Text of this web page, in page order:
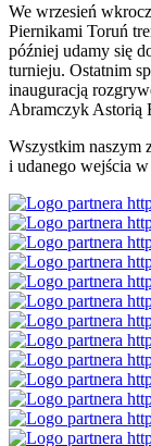
We wrzesień
Piernikami Toruń
później udamy się
turnieju. Ostatnim
inauguracją
Abramczyk Astorią
Wszystkim naszym
i udanego wejścia